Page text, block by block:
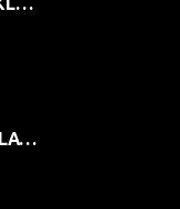
KARL LAGERFELD PEARL KLAYR250-No.12 Γυναικείο Δαχτυλίδι Ασημένιο Με Πέρλες